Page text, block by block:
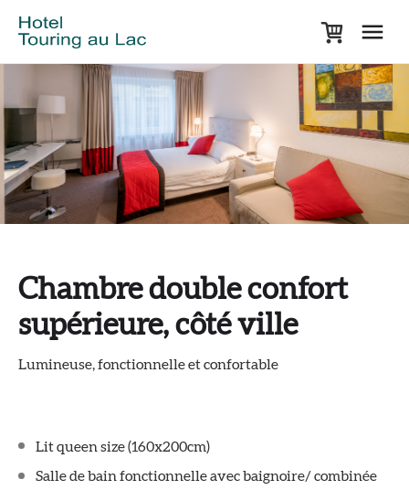
Chambre double confort
supérieure, côté ville
Lumineuse, fonctionnelle et confortable
Lit queen size (160x200cm)
Salle de bain fonctionnelle avec baignoire/ combinée